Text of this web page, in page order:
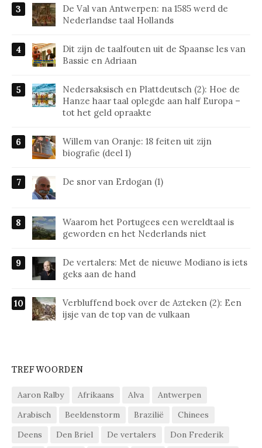
De Val van Antwerpen: na 1585 werd de
Nederlandse taal Hollands
Dit zijn de taalfouten uit de Spaanse les van
Bassie en Adriaan
Nedersaksisch en Plattdeutsch (2): Hoe de
Hanze haar taal oplegde aan half Europa –
tot het geld opraakte
Willem van Oranje: 18 feiten uit zijn
biografie (deel 1)
De snor van Erdogan (1)
Waarom het Portugees een wereldtaal is
geworden en het Nederlands niet
De vertalers: Met de nieuwe Modiano is iets
geks aan de hand
Verbluffend boek over de Azteken (2): Een
ijsje van de top van de vulkaan
TREFWOORDEN
Aaron Ralby Afrikaans Alva
Antwerpen
Arabisch
Beeldenstorm Brazilië
Chinees
Deens
Den Briel De vertalers
Don Frederik